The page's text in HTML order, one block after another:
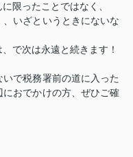
限ったことではなく、
いざというときにないな
で次は永遠と続きます！
で税務署前の道に入った
おでかけの方、ぜひご確